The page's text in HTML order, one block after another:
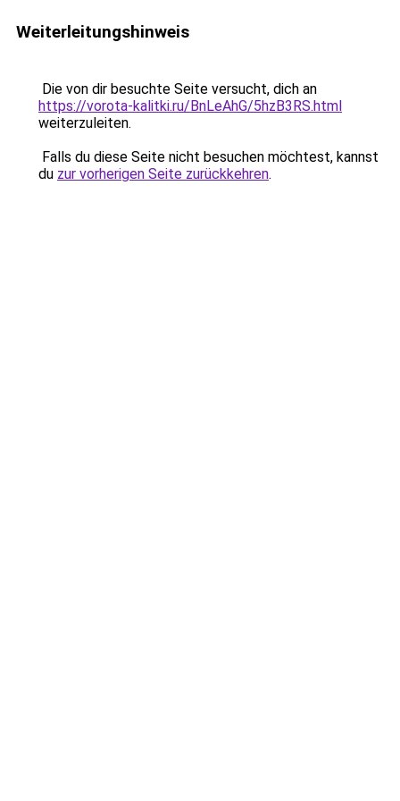
Weiterleitungshinweis
Die von dir besuchte Seite versucht, dich an
https://vorota-kalitki.ru/BnLeAhG/5hzB3RS.html
weiterzuleiten.
Falls du diese Seite nicht besuchen möchtest, kannst
du zur vorherigen Seite zurückkehren.